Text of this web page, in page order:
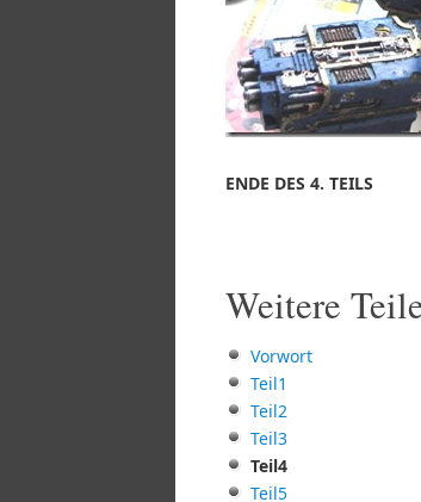
ENDE DES 4. TEILS
Weitere
Vorwort
Teil1
Teil2
Teil3
Teil4
Teil5